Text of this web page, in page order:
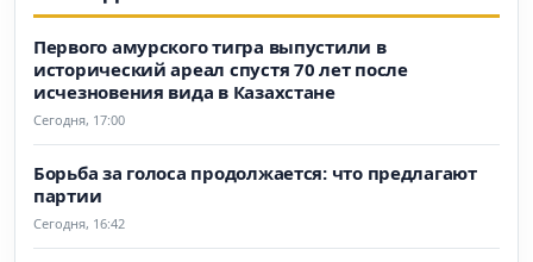
Первого амурского тигра выпустили в
исторический ареал спустя 70 лет после
исчезновения вида в Казахстане
Сегодня, 17:00
Борьба за голоса продолжается: что предлагают
партии
Сегодня, 16:42